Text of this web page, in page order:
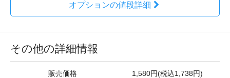
オプションの値段詳細
その他の詳細情報
販売価格 1,580円(税込1,738円)